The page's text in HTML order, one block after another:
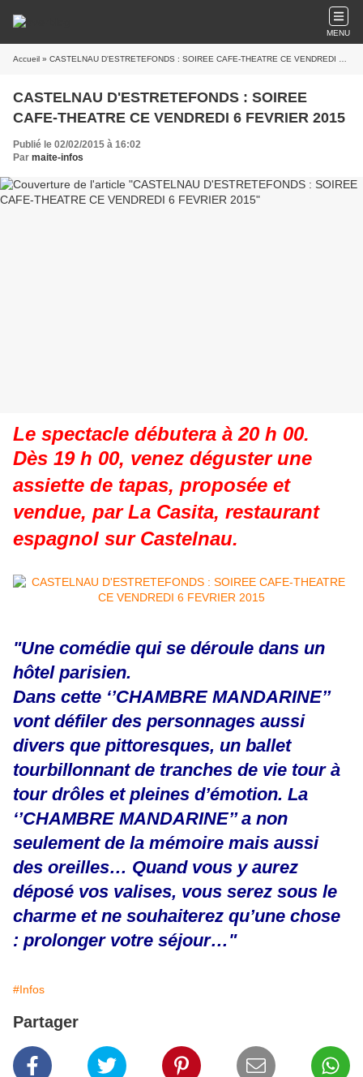
MENU
Accueil » CASTELNAU D'ESTRETEFONDS : SOIREE CAFE-THEATRE CE VENDREDI 6 FEVRIER 2015
CASTELNAU D'ESTRETEFONDS : SOIREE
CAFE-THEATRE CE VENDREDI 6 FEVRIER 2015
Publié le 02/02/2015 à 16:02
Par maite-infos
Le spectacle débutera à 20 h 00.
Dès 19 h 00, venez déguster une
assiette de tapas, proposée et
vendue, par La Casita, restaurant
espagnol sur Castelnau.
"Une comédie qui se déroule dans un
hôtel parisien.
Dans cette ‘’CHAMBRE MANDARINE’’
vont défiler des personnages aussi
divers que pittoresques, un ballet
tourbillonnant de tranches de vie tour à
tour drôles et pleines d’émotion. La
‘’CHAMBRE MANDARINE’’ a non
seulement de la mémoire mais aussi
des oreilles… Quand vous y aurez
déposé vos valises, vous serez sous le
charme et ne souhaiterez qu’une chose
: prolonger votre séjour…"
#Infos
Partager